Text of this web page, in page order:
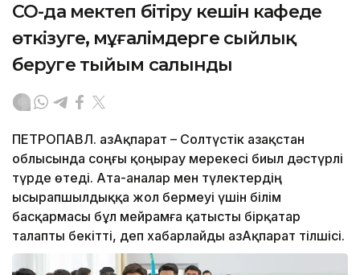
СҚО-да мектеп бітіру кешін кафеде
өткізуге, мұғалімдерге сыйлық
беруге тыйым салынды
ПЕТРОПАВЛ. ҚазАқпарат – Солтүстік Қазақстан
облысында соңғы қоңырау мерекесі биыл дәстүрлі
түрде өтеді. Ата-аналар мен түлектердің
ысырапшылдыққа жол бермеуі үшін білім
басқармасы бұл мейрамға қатысты бірқатар
талапты бекітті, деп хабарлайды ҚазАқпарат тілшісі.